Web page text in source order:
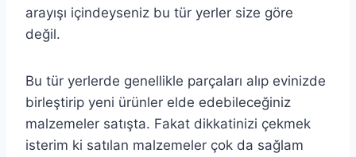
arayışı içindeyseniz bu tür yerler size göre
değil.
Bu tür yerlerde genellikle parçaları alıp evinizde
birleştirip yeni ürünler elde edebileceğiniz
malzemeler satışta. Fakat dikkatinizi çekmek
isterim ki satılan malzemeler çok da sağlam